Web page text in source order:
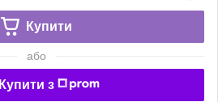
Купити
або
Купити з